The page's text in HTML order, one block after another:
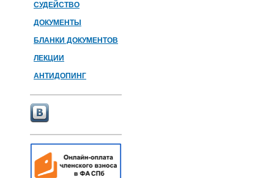
СУДЕЙСТВО
ДОКУМЕНТЫ
БЛАНКИ ДОКУМЕНТОВ
ЛЕКЦИИ
АНТИДОПИНГ